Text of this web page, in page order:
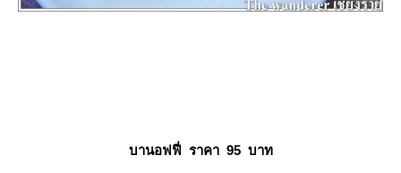
บานอฟฟี่ ราคา 95 บาท